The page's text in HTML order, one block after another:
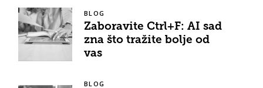
BLOG
Zaboravite Ctrl+F: AI sad
zna što tražite bolje od
vas
BLOG